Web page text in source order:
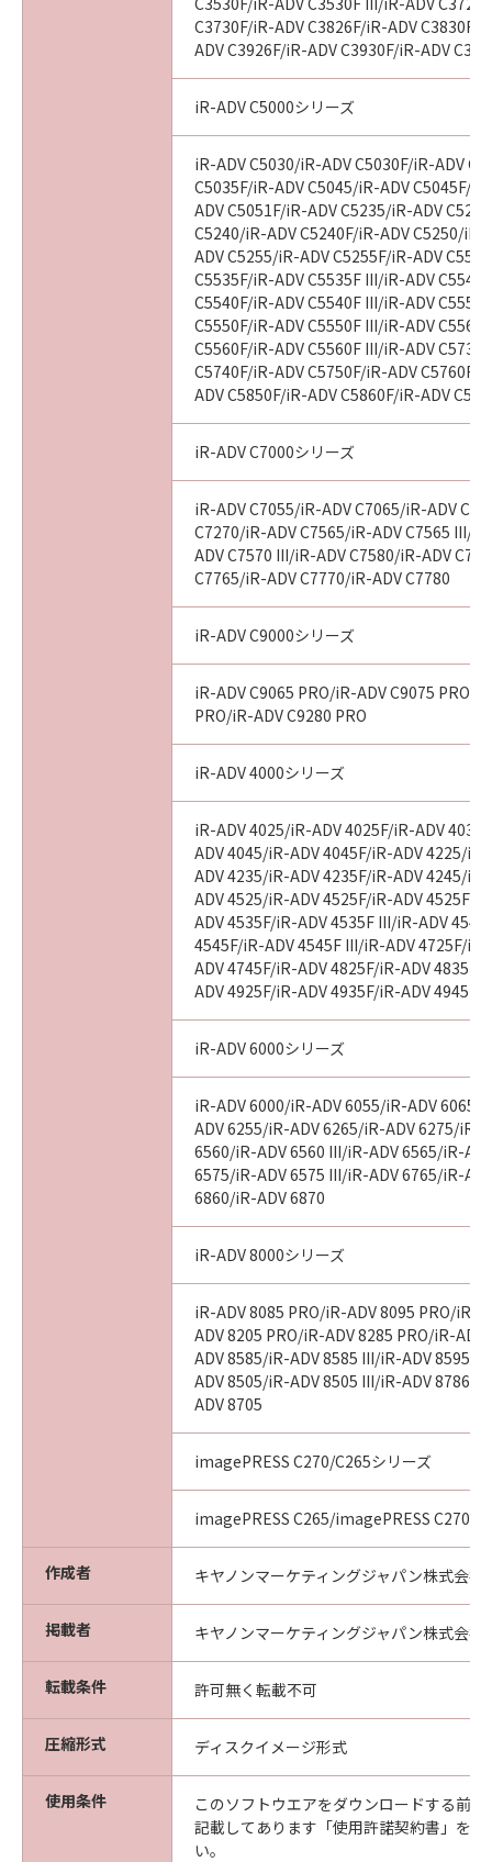
C3730F/iR-ADV C3826F/iR-ADV C3830F/
ADV C3926F/iR-ADV C3930F/iR-ADV
iR-ADV C5000シリーズ
iR-ADV C5030/iR-ADV C5030F/iR-ADV
C5035F/iR-ADV C5045/iR-ADV C5045F/
ADV C5051F/iR-ADV C5235/iR-ADV
C5240/iR-ADV C5240F/iR-ADV C5250/iR-
ADV C5255/iR-ADV C5255F/iR-ADV
C5535F/iR-ADV C5535F III/iR-ADV
C5540F/iR-ADV C5540F III/iR-ADV
C5550F/iR-ADV C5550F III/iR-ADV
C5560F/iR-ADV C5560F III/iR-ADV
C5740F/iR-ADV C5750F/iR-ADV C5760F/
ADV C5850F/iR-ADV C5860F/iR-ADV
iR-ADV C7000シリーズ
iR-ADV C7055/iR-ADV C7065/iR-ADV
C7270/iR-ADV C7565/iR-ADV C7565 III/
ADV C7570 III/iR-ADV C7580/iR-ADV
C7765/iR-ADV C7770/iR-ADV C7780
iR-ADV C9000シリーズ
iR-ADV C9065 PRO/iR-ADV C9075 PRO/
PRO/iR-ADV C9280 PRO
iR-ADV 4000シリーズ
iR-ADV 4025/iR-ADV 4025F/iR-ADV
ADV 4045/iR-ADV 4045F/iR-ADV 4225/
ADV 4235/iR-ADV 4235F/iR-ADV 4245/
ADV 4525/iR-ADV 4525F/iR-ADV 4525F
ADV 4535F/iR-ADV 4535F III/iR-ADV
4545F/iR-ADV 4545F III/iR-ADV 4725F/
ADV 4745F/iR-ADV 4825F/iR-ADV 4835F/
ADV 4925F/iR-ADV 4935F/iR-ADV 4945F
iR-ADV 6000シリーズ
iR-ADV 6000/iR-ADV 6055/iR-ADV 6065/
ADV 6255/iR-ADV 6265/iR-ADV 6275/iR-
6560/iR-ADV 6560 III/iR-ADV 6565/iR-
6575/iR-ADV 6575 III/iR-ADV 6765/iR-
6860/iR-ADV 6870
iR-ADV 8000シリーズ
iR-ADV 8085 PRO/iR-ADV 8095 PRO/iR-
ADV 8205 PRO/iR-ADV 8285 PRO/iR-
ADV 8585/iR-ADV 8585 III/iR-ADV 8595/
ADV 8505/iR-ADV 8505 III/iR-ADV 8786/
ADV 8705
imagePRESS C270/C265シリーズ
imagePRESS C265/imagePRESS C270
作成者 キヤノンマーケティングジャパン株式会社
掲載者 キヤノンマーケティングジャパン株式会社
転載条件 許可無く転載不可
圧縮形式 ディスクイメージ形式
使用条件
このソフトウエアをダウンロードする前
記載してあります「使用許諾契約書」を
い。